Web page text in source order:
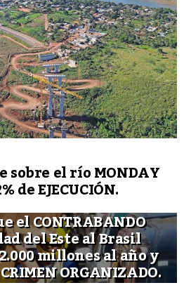
sobre el río MONDAY
de EJECUCIÓN.
el CONTRABANDO
del Este al Brasil
millones al año y
ORGANIZADO.